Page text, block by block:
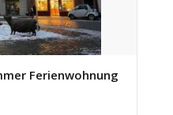
Ferienwohnung